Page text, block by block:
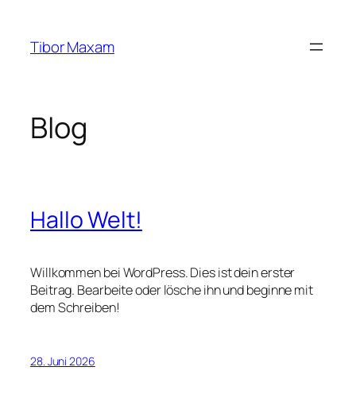
springen
Tibor Maxam
Blog
Hallo Welt!
Willkommen bei WordPress. Dies ist dein erster
Beitrag. Bearbeite oder lösche ihn und beginne mit
dem Schreiben!
28. Juni 2026